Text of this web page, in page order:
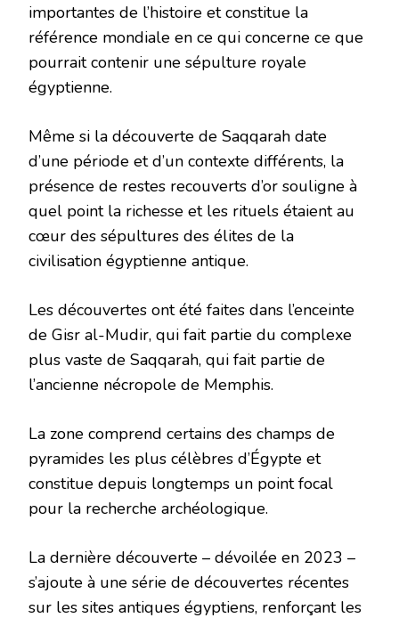
importantes de l’histoire et constitue la
référence mondiale en ce qui concerne ce que
pourrait contenir une sépulture royale
égyptienne.
Même si la découverte de Saqqarah date
d’une période et d’un contexte différents, la
présence de restes recouverts d’or souligne à
quel point la richesse et les rituels étaient au
cœur des sépultures des élites de la
civilisation égyptienne antique.
Les découvertes ont été faites dans l’enceinte
de Gisr al-Mudir, qui fait partie du complexe
plus vaste de Saqqarah, qui fait partie de
l’ancienne nécropole de Memphis.
La zone comprend certains des champs de
pyramides les plus célèbres d’Égypte et
constitue depuis longtemps un point focal
pour la recherche archéologique.
La dernière découverte – dévoilée en 2023 –
s’ajoute à une série de découvertes récentes
sur les sites antiques égyptiens, renforçant les